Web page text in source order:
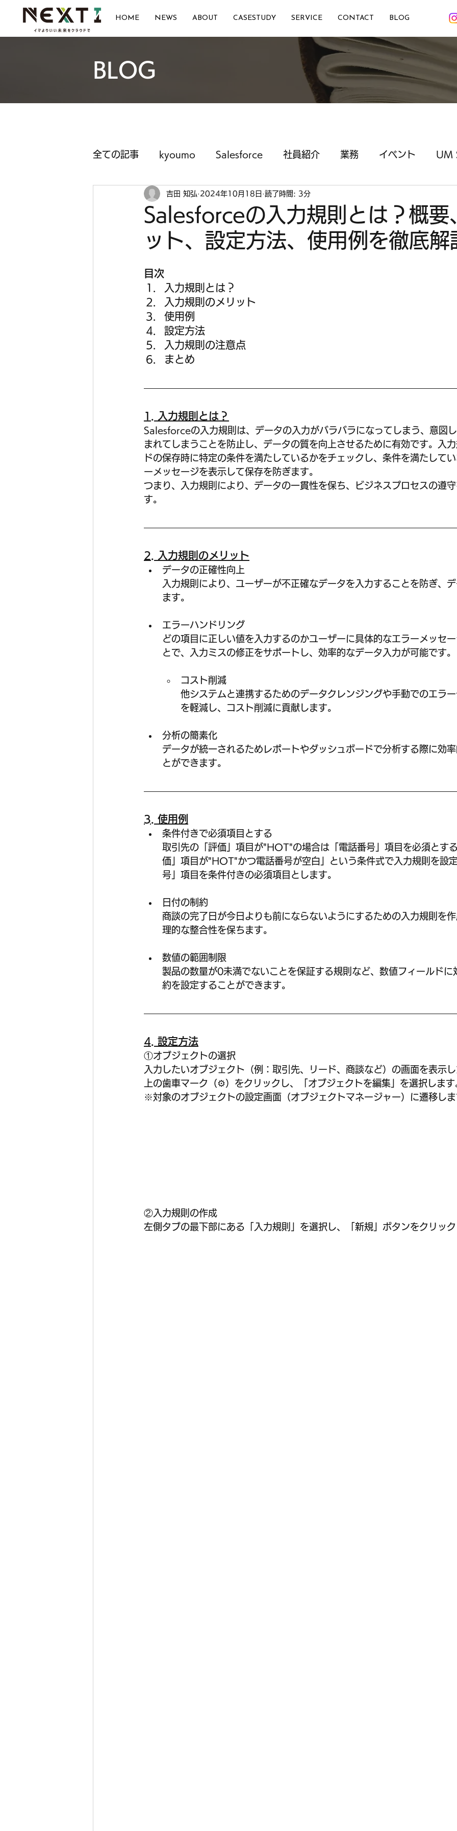
HOME NEWS ABOUT CASESTUDY SERVICE CONTACT BLOG
BLOG
全ての記事 kyoumo Salesforce 社員紹介 業務 イベント UM
Salesforceの入力規則とは？概要
ット、設定方法、使用例を徹底解
吉田 知弘 2024年10月18日 読了時間: 3分
目次
入力規則とは？
入力規則のメリット
使用例
設定方法
入力規則の注意点
まとめ
1. 入力規則とは？
Salesforceの入力規則は、データの入力がバラバラになってしまう、意図
まれてしまうことを防止し、データの質を向上させるために有効です。入
ドの保存時に特定の条件を満たしているかをチェックし、条件を満たして
ーメッセージを表示して保存を防ぎます。
つまり、入力規則により、データの一貫性を保ち、ビジネスプロセスの遵
す。
2. 入力規則のメリット
データの正確性向上
入力規則により、ユーザーが不正確なデータを入力することを防ぎ、
ます。
エラーハンドリング
どの項目に正しい値を入力するのかユーザーに具体的なエラーメッセ
とで、入力ミスの修正をサポートし、効率的なデータ入力が可能です。
コスト削減
他システムと連携するためのデータクレンジングや手動でのエラ
を軽減し、コスト削減に貢献します。
分析の簡素化
データが統一されるためレポートやダッシュボードで分析する際に効
とができます。
3. 使用例
条件付きで必須項目とする
取引先の「評価」項目が"HOT"の場合は「電話番号」項目を必須とす
価」項目が"HOT"かつ電話番号が空白」という条件式で入力規則を設
号」項目を条件付きの必須項目とします。
日付の制約
商談の完了日が今日よりも前にならないようにするための入力規則を
理的な整合性を保ちます。
数値の範囲制限
製品の数量が0未満でないことを保証する規則など、数値フィールドに
約を設定することができます。
4. 設定方法
①オブジェクトの選択
入力したいオブジェクト（例：取引先、リード、商談など）の画面を表示
上の歯車マーク（⚙）をクリックし、「オブジェクトを編集」を選択します
※対象のオブジェクトの設定画面（オブジェクトマネージャー）に遷移し
②入力規則の作成
左側タブの最下部にある「入力規則」を選択し、「新規」ボタンをクリッ